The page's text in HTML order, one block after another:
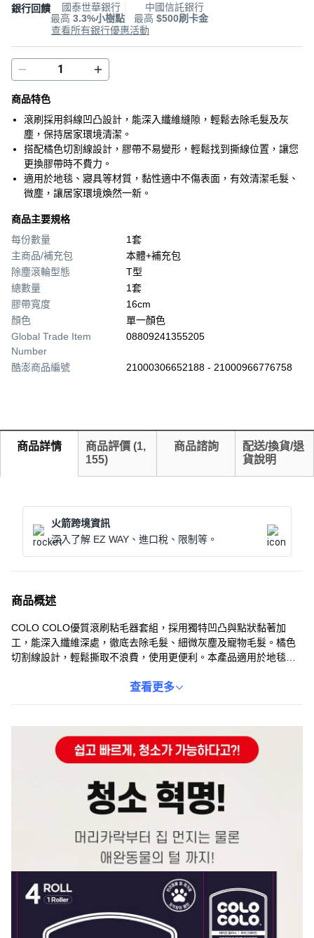
銀行回饋
國泰世華銀行
最高 3.3%小樹點
中國信託銀行
最高 $500刷卡金
查看所有銀行優惠活動
商品特色
滾刷採用斜線凹凸設計，能深入纖維縫隙，輕鬆去除毛髮及灰
塵，保持居家環境清潔。
搭配橘色切割線設計，膠帶不易變形，輕鬆找到撕線位置，讓您
更換膠帶時不費力。
適用於地毯、寢具等材質，黏性適中不傷表面，有效清潔毛髮、
微塵，讓居家環境煥然一新。
商品主要規格
每份數量
1套
主商品/補充包
本體+補充包
除塵滾輪型態
T型
總數量
1套
膠帶寬度
16cm
顏色
單一顏色
Global Trade Item
Number
08809241355205
酷澎商品編號 21000306652188 - 21000966776758
商品詳情 商品評價 (1,
155)
商品諮詢
配送/換貨/退
貨說明
火箭跨境資訊
深入了解 EZ WAY、進口稅、限制等。
商品概述
COLO COLO優質滾刷粘毛器套組，採用獨特凹凸與點狀黏著加
工，能深入纖維深處，徹底去除毛髮、細微灰塵及寵物毛髮。橘色
切割線設計，輕鬆撕取不浪費，使用更便利。本產品適用於地毯、
變形，搭配夾子固定補充包，更換容易。讓居家清潔變得更輕鬆有
查看更多